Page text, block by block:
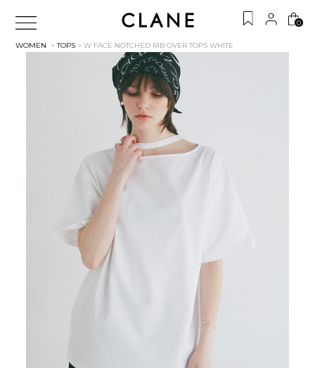
0
WOMEN >TOPS > W FACE NOTCHED RIB OVER TOPSWHITE